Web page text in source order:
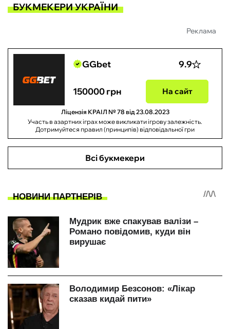
БУКМЕКЕРИ УКРАЇНИ
Реклама
GGbet 9.9
150000 грн На сайт
Ліцензія КРАІЛ № 78 від 23.08.2023
Участь в азартних іграх може викликати ігрову залежність.
Дотримуйтеся правил (принципів) відповідальної гри
Всі букмекери